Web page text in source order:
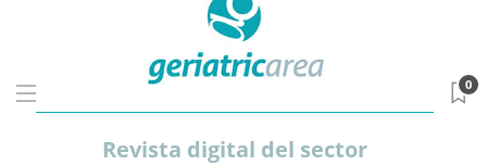
Revista digital del sector
0